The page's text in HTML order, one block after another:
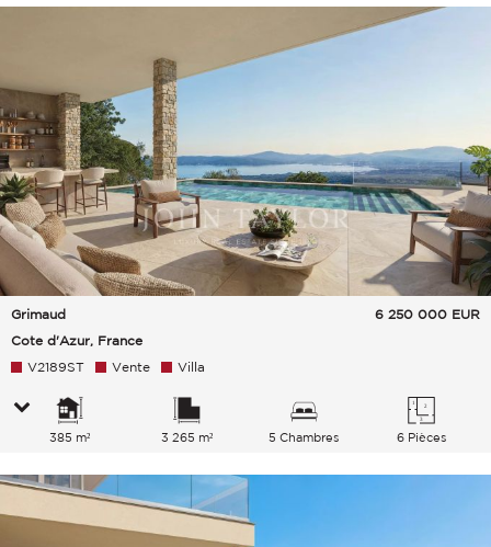
Grimaud
Cote d'Azur, France
6 250 000 EUR
V2189ST Vente Villa
385 m² 3 265 m² 5 Chambres 6 Pièces